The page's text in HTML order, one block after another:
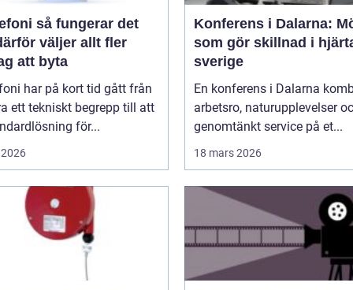
det
väljer allt fler
att byta
har på kort tid gått från
ett tekniskt begrepp till att
för...
Konferens i Dalarna:
som gör skillnad i
sverige
En konferens i Dalarna
arbetsro, naturupplevelser
genomtänkt service på et...
18 mars 2026